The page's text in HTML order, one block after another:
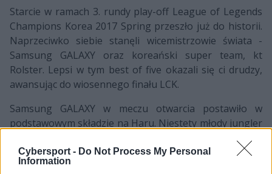
Cybersport - Do Not Process My Personal
Information
Starcie w ramach 3. rundy play-off League of Legends
Champions Korea 2017 Spring przeszło już do historii.
Naprzeciwko siebie stanęli wicemistrzowie świata -
Samsung GALAXY oraz koreański super team, kt
Rolster. Lepsi w tym best of five okazali się ci drudzy,
awansując do wiosennego finału LCK.
Samsung GALAXY w meczu otwarcia postawiło w
podstawowym składzie na Haru. Niestety młody jungler
nie miał tak dużego wpływu na grę jak Score. Co więcej
pierwsza krew padła łupem kt, które od tego momentu
powiększało swoją przewagę nad rywalami. Kilka